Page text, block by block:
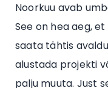
Noorkuu avab
See on hea aeg,
saata tähtis
alustada projekti
palju muuta. Just